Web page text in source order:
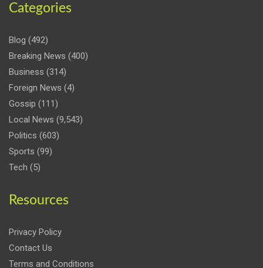
Categories
Blog (492)
Breaking News (400)
Business (314)
Foreign News (4)
Gossip (111)
Local News (9,543)
Politics (603)
Sports (99)
Tech (5)
Resources
Privacy Policy
Contact Us
Terms and Conditions